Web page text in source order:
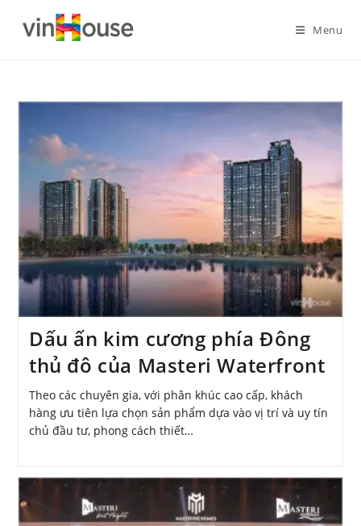
Menu
Dấu ấn kim cương phía Đông
thủ đô của Masteri Waterfront
Theo các chuyên gia, với phân khúc cao cấp, khách
hàng ưu tiên lựa chọn sản phẩm dựa vào vị trí và uy tín
chủ đầu tư, phong cách thiết…